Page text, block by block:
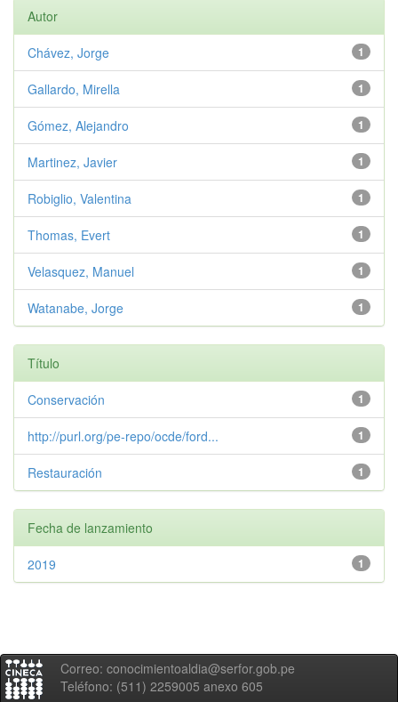
Autor
1
Chávez, Jorge
1
Gallardo, Mirella
1
Gómez, Alejandro
1
Martinez, Javier
1
Robiglio, Valentina
1
Thomas, Evert
1
Velasquez, Manuel
1
Watanabe, Jorge
Título
1
Conservación
1
http://purl.org/pe-repo/ocde/ford...
1
Restauración
Fecha de lanzamiento
1
2019
Correo: conocimientoaldia@serfor.gob.pe
Teléfono: (511) 2259005 anexo 605